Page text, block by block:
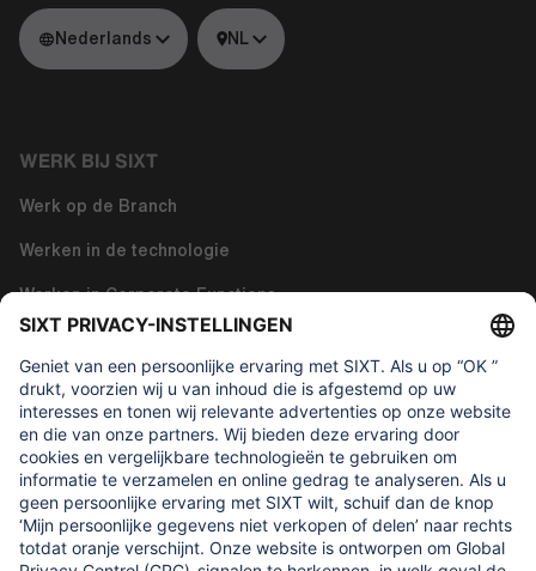
Nederlands NL
WERK BIJ SIXT
Werk op de Branch
Werken in de technologie
Werken in Corporate Functions
WAAR WE OM GEVEN
Regine SIXT Children’s Aid Foundation
ONZE PRODUCTEN
SIXT Rent